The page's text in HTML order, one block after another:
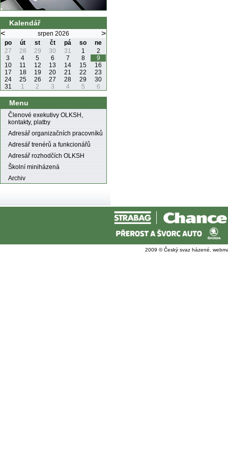
Kalendář
< srpen 2026 >
po út st čt pá so
ne
27
28 29 30 31 1
2
3
4 5 6 7 8
9
10
11 12 13 14 15
16
17
18 19 20 21 22
23
24
25 26 27 28 29
30
31
1 2 3 4 5 6
Menu
Členové exekutivy OLKSH,
kontakty, platby
Adresář organizačních pracovníků
Adresář trenérů a funkcionářů
Adresář rozhodčích OLKSH
Školní miniházená
Archiv
2009 © Český svaz házené,